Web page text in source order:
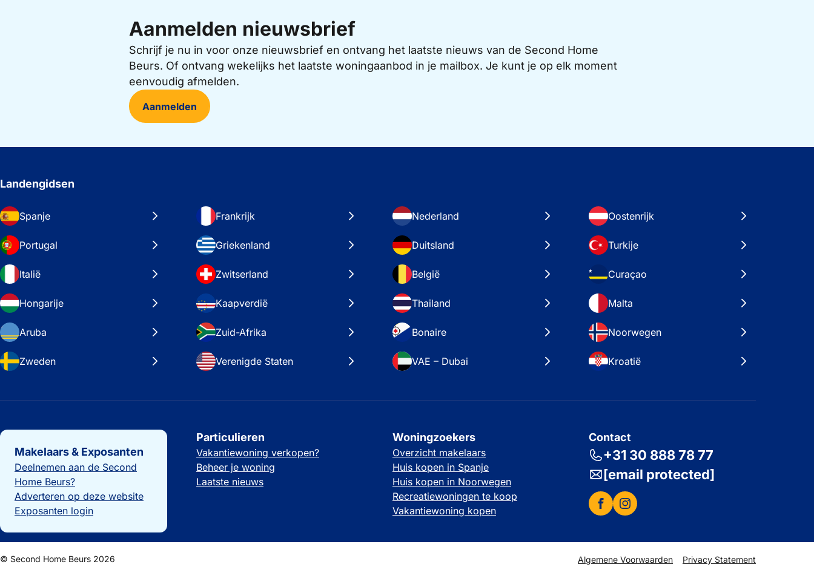
Aanmelden nieuwsbrief
Schrijf je nu in voor onze nieuwsbrief en ontvang het laatste nieuws van de Second Home
Beurs. Of ontvang wekelijks het laatste woningaanbod in je mailbox. Je kunt je op elk moment
eenvoudig afmelden.
Aanmelden
Landengidsen
Spanje Frankrijk Nederland Oostenrijk
Portugal Griekenland Duitsland Turkije
Italië Zwitserland België Curaçao
Hongarije Kaapverdië Thailand Malta
Aruba Zuid-Afrika Bonaire Noorwegen
Zweden Verenigde Staten VAE – Dubai Kroatië
Belangrijke links
Makelaars & Exposanten
Deelnemen aan de Second
Home Beurs?
Adverteren op deze website
Exposanten login
Particulieren
Vakantiewoning verkopen?
Beheer je woning
Laatste nieuws
Woningzoekers
Overzicht makelaars
Huis kopen in Spanje
Huis kopen in Noorwegen
Recreatiewoningen te koop
Vakantiewoning kopen
Contact
+31 30 888 78 77
[email protected]
© Second Home Beurs 2026 Algemene Voorwaarden Privacy Statement